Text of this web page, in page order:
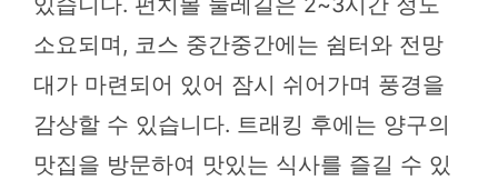
소요되며, 코스 중간중간에는 쉼터와 전망
대가 마련되어 있어 잠시 쉬어가며 풍경을
감상할 수 있습니다. 트래킹 후에는 양구의
맛집을 방문하여 맛있는 식사를 즐길 수 있